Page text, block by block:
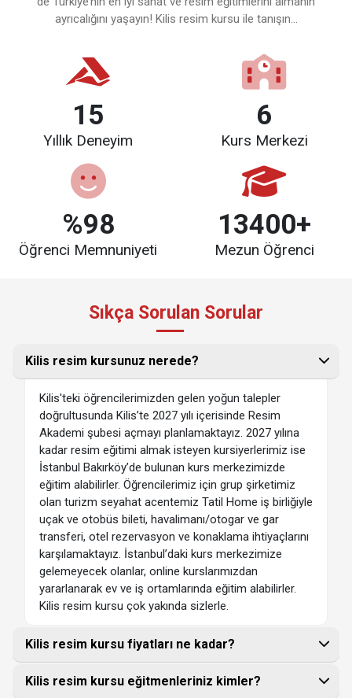
ayrıcalığını yaşayın! Kilis resim kursu ile tanışın...
15
Yıllık Deneyim
6
Kurs Merkezi
%98
Öğrenci Memnuniyeti
13400+
Mezun Öğrenci
Sıkça Sorulan Sorular
Kilis resim kursunuz nerede?
Kilis'teki öğrencilerimizden gelen yoğun talepler
doğrultusunda Kilis’te 2027 yılı içerisinde Resim
Akademi şubesi açmayı planlamaktayız. 2027 yılına
kadar resim eğitimi almak isteyen kursiyerlerimiz ise
İstanbul Bakırköy’de bulunan kurs merkezimizde
eğitim alabilirler. Öğrencilerimiz için grup şirketimiz
olan turizm seyahat acentemiz Tatil Home iş birliğiyle
uçak ve otobüs bileti, havalimanı/otogar ve gar
transferi, otel rezervasyon ve konaklama ihtiyaçlarını
karşılamaktayız. İstanbul’daki kurs merkezimize
gelemeyecek olanlar, online kurslarımızdan
yararlanarak ev ve iş ortamlarında eğitim alabilirler.
Kilis resim kursu çok yakında sizlerle.
Kilis resim kursu fiyatları ne kadar?
Kilis resim kursu eğitmenleriniz kimler?